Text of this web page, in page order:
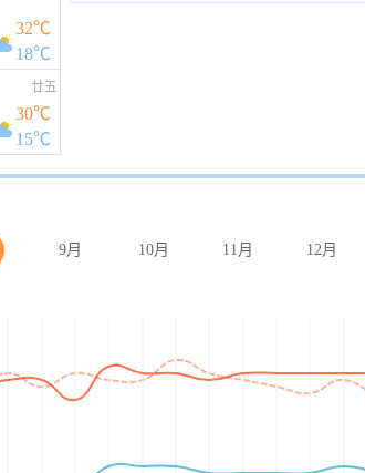
32℃
18℃
廿五
30℃
15℃
9月 10月 11月 12月